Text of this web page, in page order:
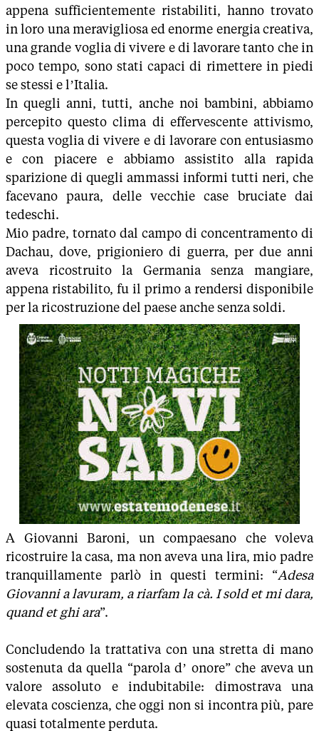
appena sufficientemente ristabiliti, hanno trovato
in loro una meravigliosa ed enorme energia creativa,
una grande voglia di vivere e di lavorare tanto che in
poco tempo, sono stati capaci di rimettere in piedi
se stessi e l’Italia.
In quegli anni, tutti, anche noi bambini, abbiamo
percepito questo clima di effervescente attivismo,
questa voglia di vivere e di lavorare con entusiasmo
e con piacere e abbiamo assistito alla rapida
sparizione di quegli ammassi informi tutti neri, che
facevano paura, delle vecchie case bruciate dai
tedeschi.
Mio padre, tornato dal campo di concentramento di
Dachau, dove, prigioniero di guerra, per due anni
aveva ricostruito la Germania senza mangiare,
appena ristabilito, fu il primo a rendersi disponibile
per la ricostruzione del paese anche senza soldi.
A Giovanni Baroni, un compaesano che voleva
ricostruire la casa, ma non aveva una lira, mio padre
tranquillamente parlò in questi termini: “Adesa
Giovanni a lavuram, a riarfam la cà. I sold et mi dara,
quand et ghi ara”.
Concludendo la trattativa con una stretta di mano
sostenuta da quella “parola d’ onore” che aveva un
valore assoluto e indubitabile: dimostrava una
elevata coscienza, che oggi non si incontra più, pare
quasi totalmente perduta.